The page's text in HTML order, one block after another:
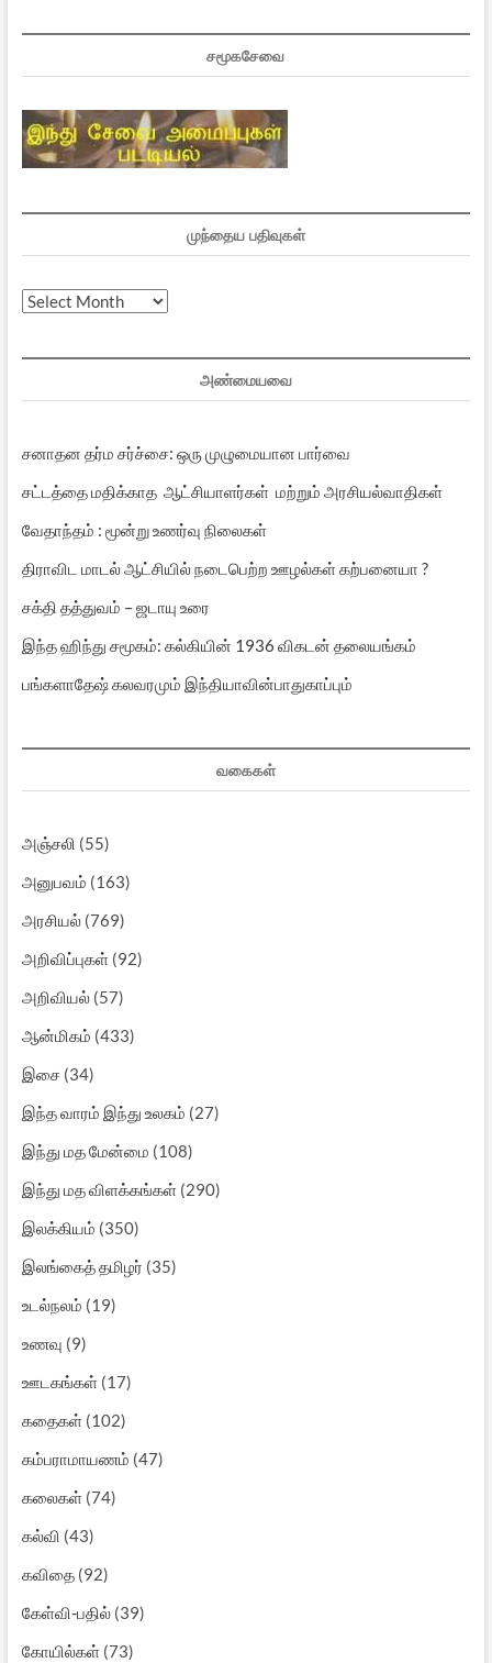
சமூகசேவை
முந்தைய பதிவுகள்
முந்தைய
அண்மையவை
சனாதன தர்ம சர்ச்சை: ஒரு முழுமையான பார்வை
சட்டத்தை மதிக்காத ஆட்சியாளர்கள் மற்றும் அரசியல்வாதிகள்
வேதாந்தம் : மூன்று உணர்வு நிலைகள்
திராவிட மாடல் ஆட்சியில் நடைபெற்ற ஊழல்கள் கற்பனையா ?
சக்தி தத்துவம் – ஜடாயு உரை
இந்த ஹிந்து சமூகம்: கல்கியின் 1936 விகடன் தலையங்கம்
பங்களாதேஷ் கலவரமும் இந்தியாவின்பாதுகாப்பும்
வகைகள்
அஞ்சலி (55)
அனுபவம் (163)
அரசியல்(769)
அறிவிப்புகள்(92)
அறிவியல்(57)
ஆன்மிகம் (433)
இசை(34)
இந்த வாரம் இந்து உலகம் (27)
இந்து மத மேன்மை (108)
இந்து மத விளக்கங்கள்(290)
இலக்கியம் (350)
இலங்கைத் தமிழர் (35)
உடல்நலம் (19)
உணவு (9)
ஊடகங்கள்(17)
கதைகள்(102)
கம்பராமாயணம் (47)
கலைகள்(74)
கல்வி (43)
கவிதை(92)
கேள்வி-பதில்(39)
கோயில்கள்(73)